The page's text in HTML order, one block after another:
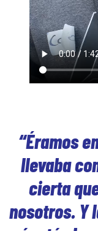
“Éramos
llevaba
cierta
nosotros. Y